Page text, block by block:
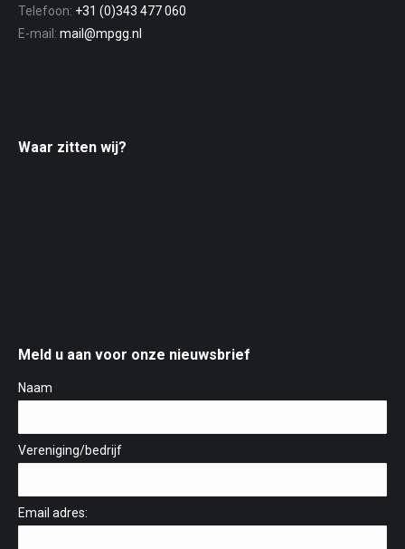
Telefoon: +31 (0)343 477 060
E-mail: mail@mpgg.nl
Waar zitten wij?
Meld u aan voor onze nieuwsbrief
Naam
Vereniging/bedrijf
Email adres: